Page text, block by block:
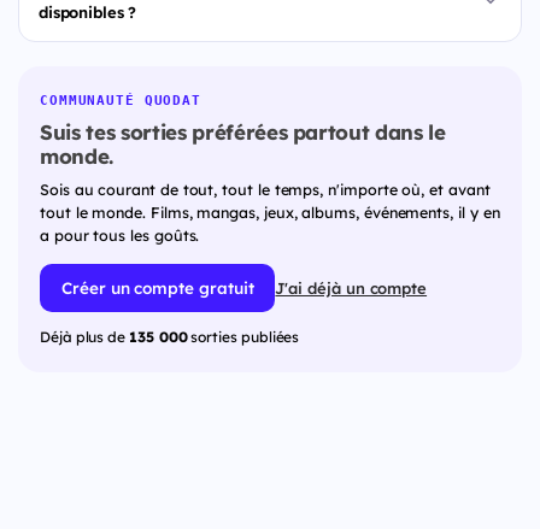
disponibles ?
COMMUNAUTÉ QUODAT
Suis tes sorties préférées partout dans le
monde.
Sois au courant de tout, tout le temps, n'importe où, et avant
tout le monde. Films, mangas, jeux, albums, événements, il y en
a pour tous les goûts.
Créer un compte gratuit J'ai déjà un compte
Déjà plus de 135 000sorties publiées